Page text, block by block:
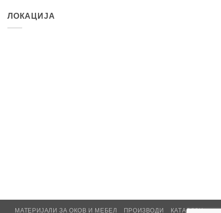
ЛОКАЦИЈА
МАТЕРИЈАЛИ ЗА ОКОВ И МЕБЕЛ ПРОИЗВОДИ КАТАЛОЗИ